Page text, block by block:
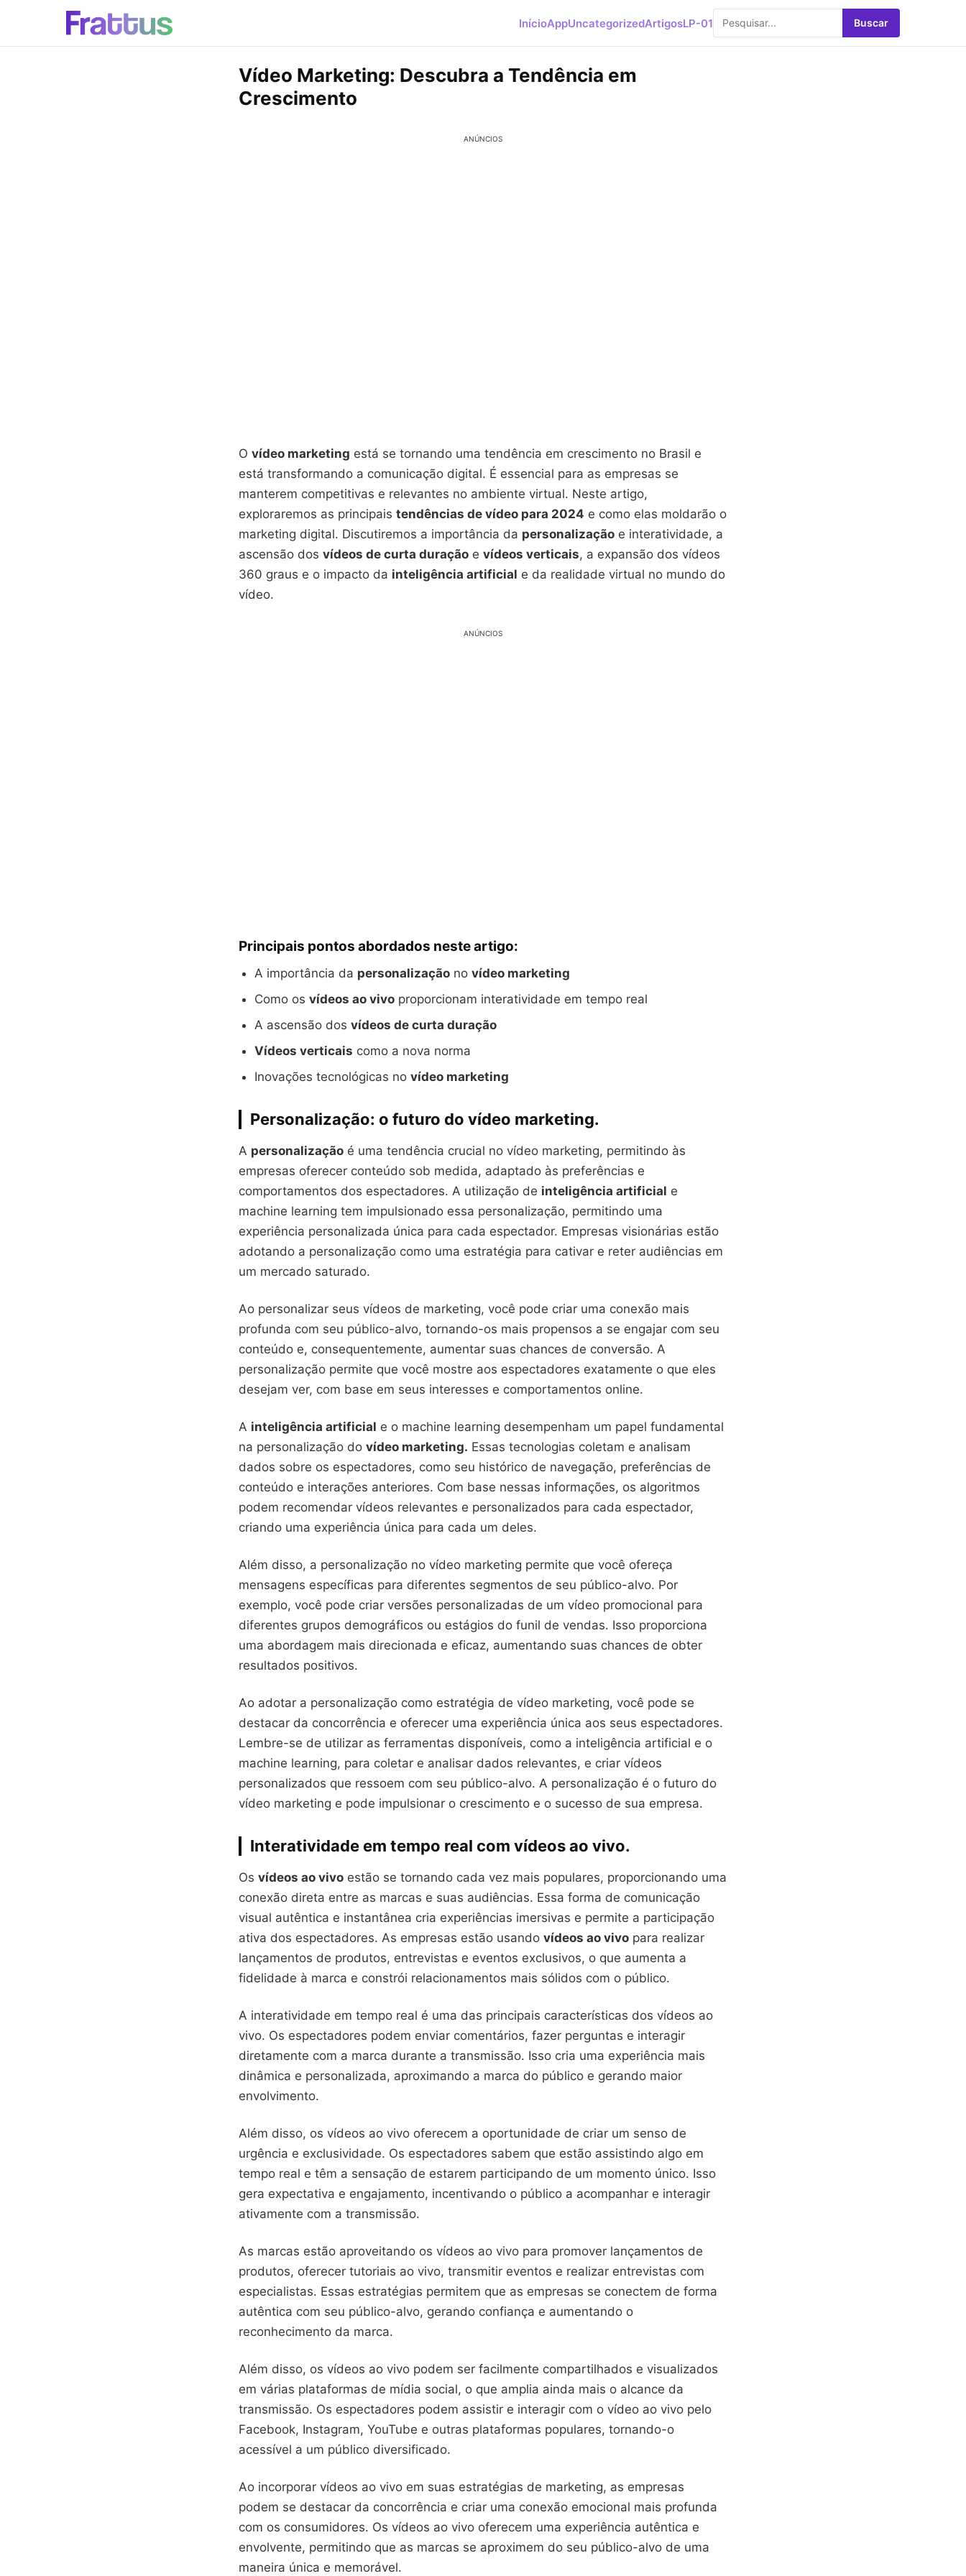
InícioAppUncategorizedArtigosLP-01 Buscar
Vídeo Marketing: Descubra a Tendência em
Crescimento
ANÚNCIOS
O vídeo marketing está se tornando uma tendência em crescimento no Brasil e
está transformando a comunicação digital. É essencial para as empresas se
manterem competitivas e relevantes no ambiente virtual. Neste artigo,
exploraremos as principais tendências de vídeo para 2024 e como elas moldarão o
marketing digital. Discutiremos a importância da personalização e interatividade, a
ascensão dos vídeos de curta duração e vídeos verticais, a expansão dos vídeos
360 graus e o impacto da inteligência artificial e da realidade virtual no mundo do
vídeo.
ANÚNCIOS
Principais pontos abordados neste artigo:
A importância da personalização no vídeo marketing
Como os vídeos ao vivo proporcionam interatividade em tempo real
A ascensão dos vídeos de curta duração
Vídeos verticais como a nova norma
Inovações tecnológicas no vídeo marketing
Personalização: o futuro do vídeo marketing.
A personalização é uma tendência crucial no vídeo marketing, permitindo às
empresas oferecer conteúdo sob medida, adaptado às preferências e
comportamentos dos espectadores. A utilização de inteligência artificial e
machine learning tem impulsionado essa personalização, permitindo uma
experiência personalizada única para cada espectador. Empresas visionárias estão
adotando a personalização como uma estratégia para cativar e reter audiências em
um mercado saturado.
Ao personalizar seus vídeos de marketing, você pode criar uma conexão mais
profunda com seu público-alvo, tornando-os mais propensos a se engajar com seu
conteúdo e, consequentemente, aumentar suas chances de conversão. A
personalização permite que você mostre aos espectadores exatamente o que eles
desejam ver, com base em seus interesses e comportamentos online.
A inteligência artificial e o machine learning desempenham um papel fundamental
na personalização do vídeo marketing. Essas tecnologias coletam e analisam
dados sobre os espectadores, como seu histórico de navegação, preferências de
conteúdo e interações anteriores. Com base nessas informações, os algoritmos
podem recomendar vídeos relevantes e personalizados para cada espectador,
criando uma experiência única para cada um deles.
Além disso, a personalização no vídeo marketing permite que você ofereça
mensagens específicas para diferentes segmentos de seu público-alvo. Por
exemplo, você pode criar versões personalizadas de um vídeo promocional para
diferentes grupos demográficos ou estágios do funil de vendas. Isso proporciona
uma abordagem mais direcionada e eficaz, aumentando suas chances de obter
resultados positivos.
Ao adotar a personalização como estratégia de vídeo marketing, você pode se
destacar da concorrência e oferecer uma experiência única aos seus espectadores.
Lembre-se de utilizar as ferramentas disponíveis, como a inteligência artificial e o
machine learning, para coletar e analisar dados relevantes, e criar vídeos
personalizados que ressoem com seu público-alvo. A personalização é o futuro do
vídeo marketing e pode impulsionar o crescimento e o sucesso de sua empresa.
Interatividade em tempo real com vídeos ao vivo.
Os vídeos ao vivo estão se tornando cada vez mais populares, proporcionando uma
conexão direta entre as marcas e suas audiências. Essa forma de comunicação
visual autêntica e instantânea cria experiências imersivas e permite a participação
ativa dos espectadores. As empresas estão usando vídeos ao vivo para realizar
lançamentos de produtos, entrevistas e eventos exclusivos, o que aumenta a
fidelidade à marca e constrói relacionamentos mais sólidos com o público.
A interatividade em tempo real é uma das principais características dos vídeos ao
vivo. Os espectadores podem enviar comentários, fazer perguntas e interagir
diretamente com a marca durante a transmissão. Isso cria uma experiência mais
dinâmica e personalizada, aproximando a marca do público e gerando maior
envolvimento.
Além disso, os vídeos ao vivo oferecem a oportunidade de criar um senso de
urgência e exclusividade. Os espectadores sabem que estão assistindo algo em
tempo real e têm a sensação de estarem participando de um momento único. Isso
gera expectativa e engajamento, incentivando o público a acompanhar e interagir
ativamente com a transmissão.
As marcas estão aproveitando os vídeos ao vivo para promover lançamentos de
produtos, oferecer tutoriais ao vivo, transmitir eventos e realizar entrevistas com
especialistas. Essas estratégias permitem que as empresas se conectem de forma
autêntica com seu público-alvo, gerando confiança e aumentando o
reconhecimento da marca.
Além disso, os vídeos ao vivo podem ser facilmente compartilhados e visualizados
em várias plataformas de mídia social, o que amplia ainda mais o alcance da
transmissão. Os espectadores podem assistir e interagir com o vídeo ao vivo pelo
Facebook, Instagram, YouTube e outras plataformas populares, tornando-o
acessível a um público diversificado.
Ao incorporar vídeos ao vivo em suas estratégias de marketing, as empresas
podem se destacar da concorrência e criar uma conexão emocional mais profunda
com os consumidores. Os vídeos ao vivo oferecem uma experiência autêntica e
envolvente, permitindo que as marcas se aproximem do seu público-alvo de uma
maneira única e memorável.